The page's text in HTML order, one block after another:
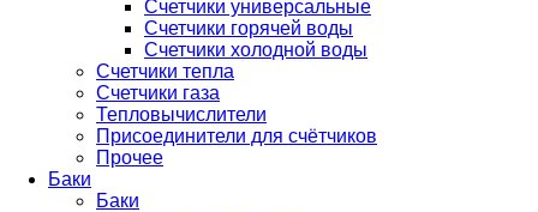
Счетчики универсальные
Счетчики горячей воды
Счетчики холодной воды
Счетчики тепла
Счетчики газа
Тепловычислители
Присоединители для счётчиков
Прочее
Баки
Баки